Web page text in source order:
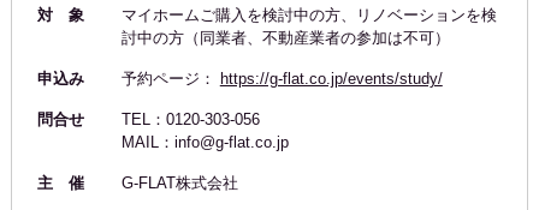
対 象
マイホームご購入を検討中の方、リノベーションを検
討中の方（同業者、不動産業者の参加は不可）
申込み 予約ページ： https://g-flat.co.jp/events/study/
問合せ
TEL：0120-303-056
MAIL：info@g-flat.co.jp
主 催 G-FLAT株式会社